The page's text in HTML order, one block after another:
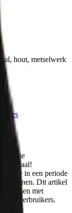
hout, metselwerk
die
ideaal!
in een periode
Dit artikel
met
grootverbruikers.